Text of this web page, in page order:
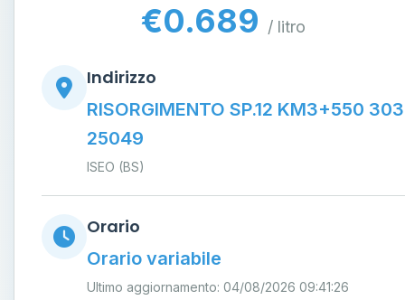
€0.689 / litro
Indirizzo
RISORGIMENTO SP.12 KM3+550 303
25049
ISEO (BS)
Orario
Orario variabile
Ultimo aggiornamento: 04/08/2026 09:41:26